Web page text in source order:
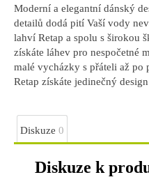
Moderní a elegantní dánský
detailů dodá pití Vaší vody
lahví Retap a spolu s širokou
získáte láhev pro nespočetné
malé vycházky s přáteli až
Retap získáte jedinečný
Diskuze 0
Diskuze k